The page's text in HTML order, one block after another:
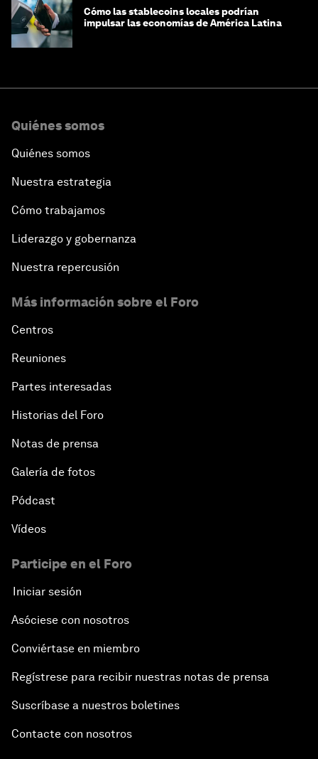
Cómo las stablecoins locales podrían
impulsar las economías de América Latina
Quiénes somos
Quiénes somos
Nuestra estrategia
Cómo trabajamos
Liderazgo y gobernanza
Nuestra repercusión
Más información sobre el Foro
Centros
Reuniones
Partes interesadas
Historias del Foro
Notas de prensa
Galería de fotos
Pódcast
Vídeos
Participe en el Foro
Iniciar sesión
Asóciese con nosotros
Conviértase en miembro
Regístrese para recibir nuestras notas de prensa
Suscríbase a nuestros boletines
Contacte con nosotros